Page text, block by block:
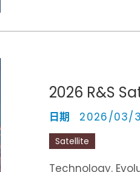
2026 R&S
日期 2026/03/
Satellite
Technology.